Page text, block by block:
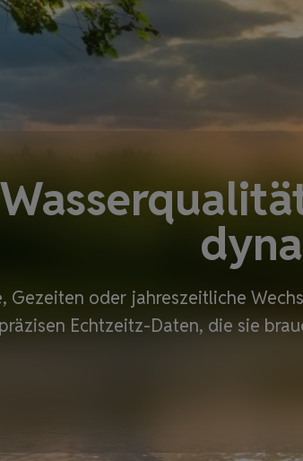
Gezeiten oder jahreszeitliche
Echtzeitz-Daten, die sie